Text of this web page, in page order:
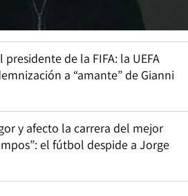
de la FIFA: la UEFA
a “amante” de Gianni
y afecto la carrera del mejor
el fútbol despide a Jorge